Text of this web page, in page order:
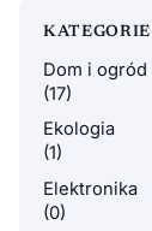
KATEGORIE
Dom i ogród
(17)
Ekologia
(1)
Elektronika
(0)